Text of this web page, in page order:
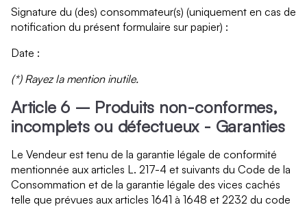
Signature du (des) consommateur(s) (uniquement en cas de
notification du présent formulaire sur papier) :
Date :
(*) Rayez la mention inutile.
Article 6 – Produits non-conformes,
incomplets ou défectueux - Garanties
Le Vendeur est tenu de la garantie légale de conformité
mentionnée aux articles L. 217-4 et suivants du Code de la
Consommation et de la garantie légale des vices cachés
telle que prévues aux articles 1641 à 1648 et 2232 du code